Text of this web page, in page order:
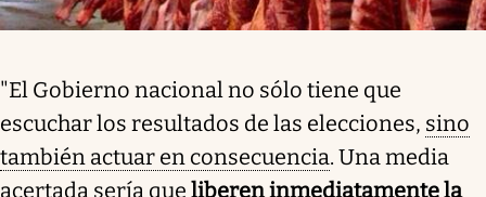
"El Gobierno nacional no sólo tiene que
escuchar los resultados de las elecciones, sino
también actuar en consecuencia. Una media
acertada sería que liberen inmediatamente la